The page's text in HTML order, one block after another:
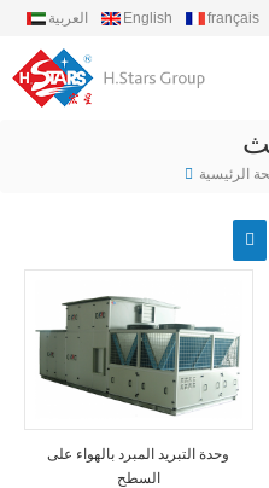
العربية English français
الرئيسية
وحدة التبريد المبرد بالهواء على
السطح